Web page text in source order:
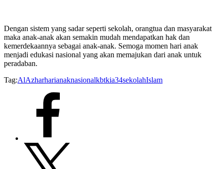
Dengan sistem yang sadar seperti sekolah, orangtua dan masyarakat
maka anak-anak akan semakin mudah mendapatkan hak dan
kemerdekaannya sebagai anak-anak. Semoga momen hari anak
menjadi edukasi nasional yang akan memajukan dari anak untuk
peradaban.
Tag:AlAzharharianaknasionalkbtkia34sekolahIslam